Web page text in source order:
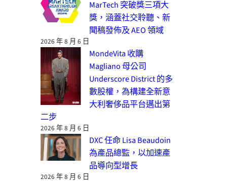
MarTech 突破獎三項大
獎，涵蓋社交聆聽、新
聞稿發佈及 AEO 領域
2026 年 8 月 6 日
MondeVita 收購
Magliano 母公司
Underscore District 的多
數股權，為構建全新意
大利奢侈品平台邁出第
二步
2026 年 8 月 6 日
DXC 任命 Lisa Beaudoin
為產品總監，以加速產
品導向型增長
2026 年 8 月 6 日